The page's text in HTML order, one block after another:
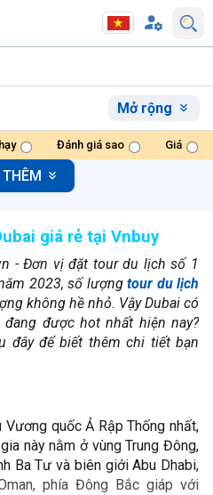
Mở rộng
Đánh giá sao Giá
giá rẻ tại Vnbuy
- Đơn vị đặt tour du lịch số 1
2023, số lượng tour du lịch
không hề nhỏ. Vậy Dubai có
được hot nhất hiện nay?
đây để biết thêm chi tiết bạn
quốc Ả Rập Thống nhất,
này nằm ở vùng Trung Đông,
Ba Tư và biên giới Abu Dhabi,
phía Đông Bắc giáp với